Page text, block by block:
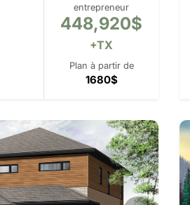
entrepreneur
448,920$
+TX
Plan à partir de
1680$